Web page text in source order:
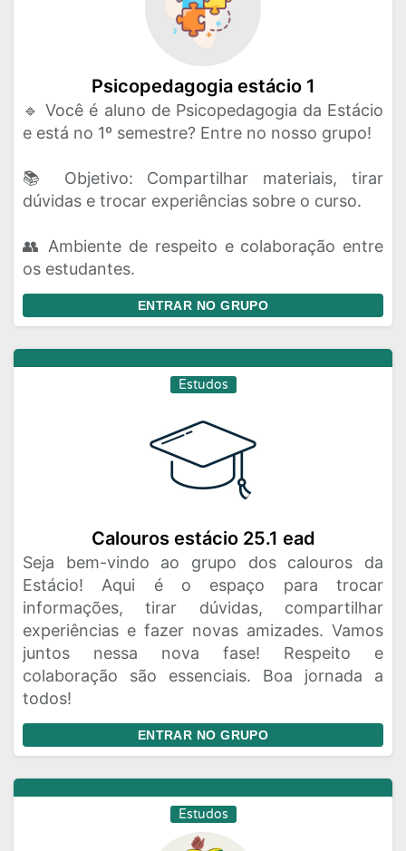
Psicopedagogia estácio 1
🔹 Você é aluno de Psicopedagogia da Estácio
e está no 1º semestre? Entre no nosso grupo!
📚 Objetivo: Compartilhar materiais, tirar
dúvidas e trocar experiências sobre o curso.
👥 Ambiente de respeito e colaboração entre
os estudantes.
ENTRAR NO GRUPO
Estudos
Calouros estácio 25.1 ead
Seja bem-vindo ao grupo dos calouros da
Estácio! Aqui é o espaço para trocar
informações, tirar dúvidas, compartilhar
experiências e fazer novas amizades. Vamos
juntos nessa nova fase! Respeito e
colaboração são essenciais. Boa jornada a
todos!
ENTRAR NO GRUPO
Estudos